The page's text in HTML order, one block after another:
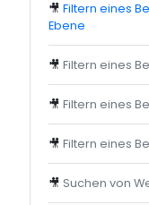
🎥 Filtern eines
Ebene
🎥 Filtern eines
🎥 Filtern eines
🎥 Filtern eines
🎥 Suchen von